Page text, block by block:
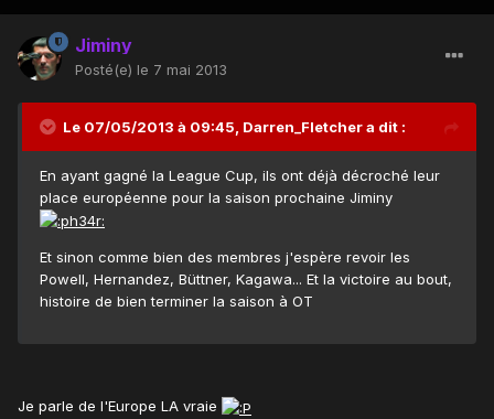
Jiminy
Posté(e) le 7 mai 2013
Le 07/05/2013 à 09:45, Darren_Fletcher a dit :
En ayant gagné la League Cup, ils ont déjà décroché leur
place européenne pour la saison prochaine Jiminy
Et sinon comme bien des membres j'espère revoir les
Powell, Hernandez, Büttner, Kagawa... Et la victoire au bout,
histoire de bien terminer la saison à OT
Je parle de l'Europe LA vraie